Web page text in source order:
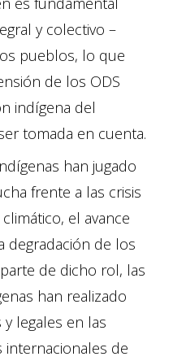
y colectivo –
pueblos, lo que
de los ODS
indígena del
tomada en cuenta.
han jugado
frente a las crisis
el avance
degradación de los
de dicho rol, las
han realizado
legales en las
internacionales de